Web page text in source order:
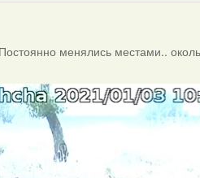
менялись местами..